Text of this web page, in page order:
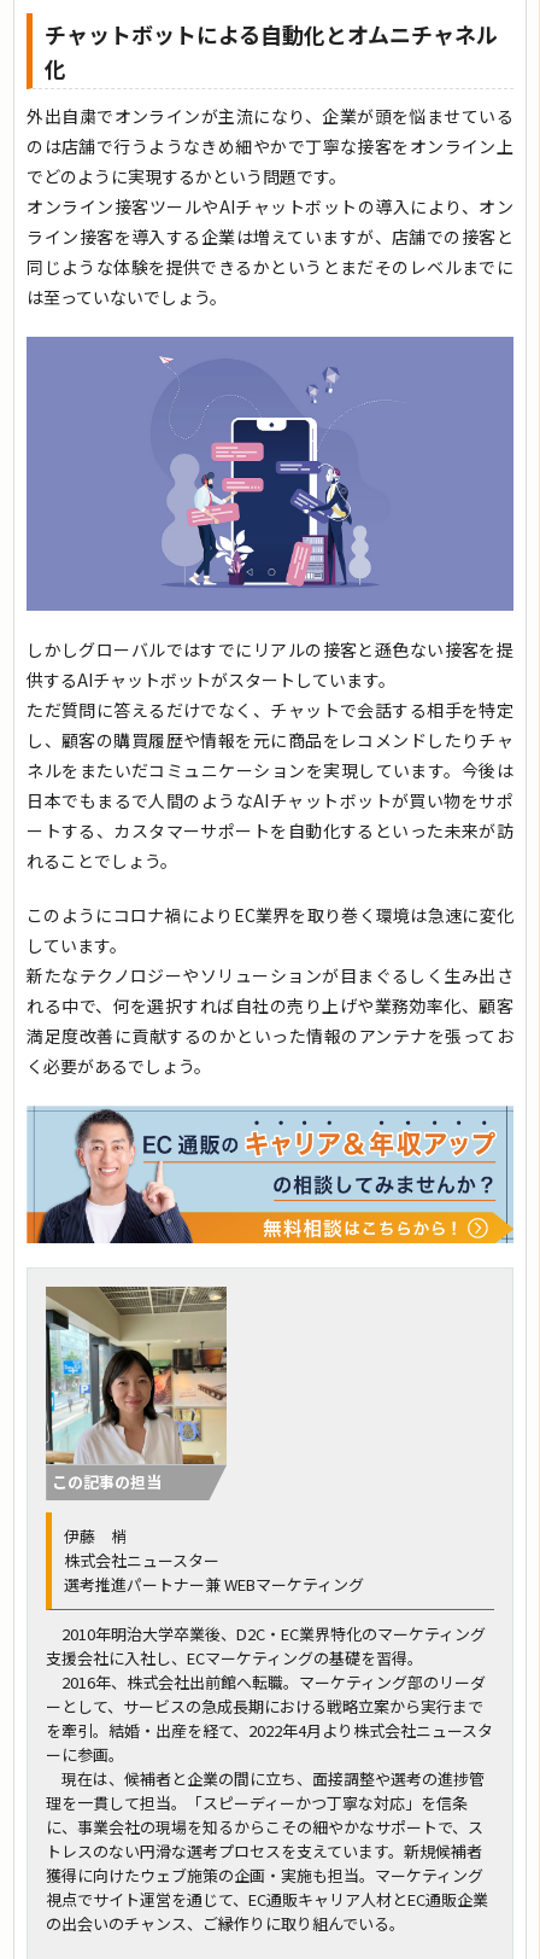
チャットボットによる自動化とオムニチャネル
化
外出自粛でオンラインが主流になり、企業が頭を悩ませている
のは店舗で行うようなきめ細やかで丁寧な接客をオンライン上
でどのように実現するかという問題です。
オンライン接客ツールやAIチャットボットの導入により、オン
ライン接客を導入する企業は増えていますが、店舗での接客と
同じような体験を提供できるかというとまだそのレベルまでに
は至っていないでしょう。
しかしグローバルではすでにリアルの接客と遜色ない接客を提
供するAIチャットボットがスタートしています。
ただ質問に答えるだけでなく、チャットで会話する相手を特定
し、顧客の購買履歴や情報を元に商品をレコメンドしたりチャ
ネルをまたいだコミュニケーションを実現しています。今後は
日本でもまるで人間のようなAIチャットボットが買い物をサポ
ートする、カスタマーサポートを自動化するといった未来が訪
れることでしょう。
このようにコロナ禍によりEC業界を取り巻く環境は急速に変化
しています。
新たなテクノロジーやソリューションが目まぐるしく生み出さ
れる中で、何を選択すれば自社の売り上げや業務効率化、顧客
満足度改善に貢献するのかといった情報のアンテナを張ってお
く必要があるでしょう。
この記事の担当
伊藤 梢
株式会社ニュースター
選考推進パートナー兼 WEBマーケティング
2010年明治大学卒業後、D2C・EC業界特化のマーケティング
支援会社に入社し、ECマーケティングの基礎を習得。
2016年、株式会社出前館へ転職。マーケティング部のリーダ
ーとして、サービスの急成長期における戦略立案から実行まで
を牽引。結婚・出産を経て、2022年4月より株式会社ニュースタ
ーに参画。
現在は、候補者と企業の間に立ち、面接調整や選考の進捗管
理を一貫して担当。「スピーディーかつ丁寧な対応」を信条
に、事業会社の現場を知るからこその細やかなサポートで、ス
トレスのない円滑な選考プロセスを支えています。新規候補者
獲得に向けたウェブ施策の企画・実施も担当。マーケティング
視点でサイト運営を通じて、EC通販キャリア人材とEC通販企業
の出会いのチャンス、ご縁作りに取り組んでいる。